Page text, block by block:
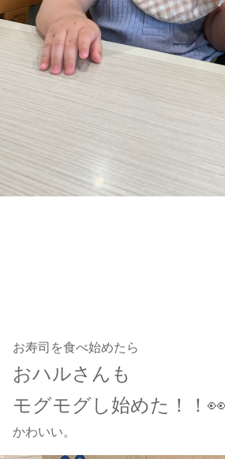
お寿司を食べ始めたら
おハルさんも
モグモグし始めた！！
かわいい。